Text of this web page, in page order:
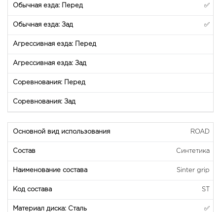
✅
✅
ROAD
Синтетика
Sinter grip
ST
✅